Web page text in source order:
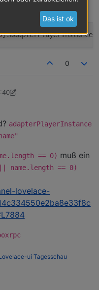
].adapterPlayerInstance
0
adapterPlayerInstance
== 0) muß ein
== 0)
lovelace-
ui Tagesschau
Das ist ok